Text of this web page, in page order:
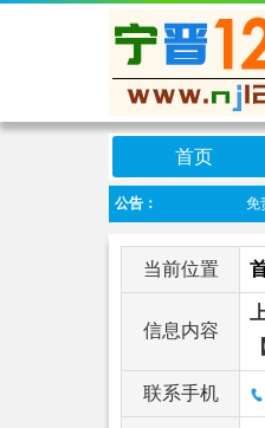
首页
公告： 免责
当前位置
信息内容
联系手机